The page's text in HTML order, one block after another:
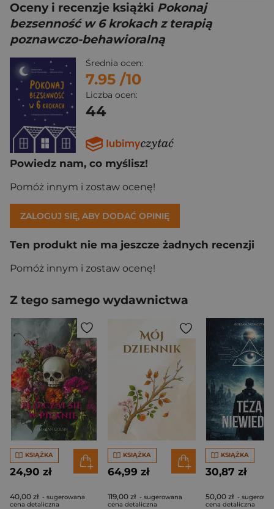
Oceny i recenzje książki Pokonaj
bezsenność w 6 krokach z terapią
poznawczo-behawioralną
Średnia ocen:
7.95 /10
Liczba ocen:
44
Powiedz nam, co myślisz!
Pomóż innym i zostaw ocenę!
ZALOGUJ SIĘ, ABY DODAĆ OPINIĘ
Ten produkt nie ma jeszcze żadnych recenzji
Pomóż innym i zostaw ocenę!
Z tego samego wydawnictwa
KSIĄŻKA
24,90 zł
40,00 zł - sugerowana
cena detaliczna
KSIĄŻKA
64,99 zł
119,00 zł - sugerowana
cena detaliczna
KSIĄŻKA
30,87 zł
50,00 zł -
cena detaliczna